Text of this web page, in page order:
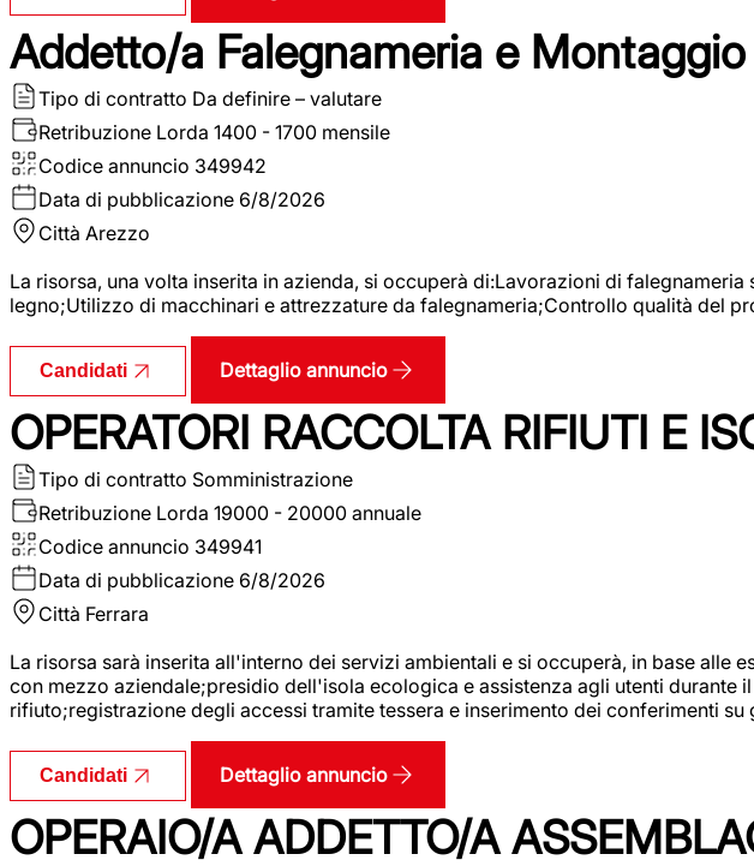
Addetto/a Falegnameria e Montaggio
Tipo di contratto Da definire – valutare
Retribuzione Lorda 1400 - 1700 mensile
Codice annuncio 349942
Data di pubblicazione 6/8/2026
Città Arezzo
La risorsa, una volta inserita in azienda, si occuperà di:Lavorazioni di
legno;Utilizzo di macchinari e attrezzature da falegnameria;Controllo qualità del
Candidati Dettaglio annuncio
OPERATORI RACCOLTA RIFIUTI E
Tipo di contratto Somministrazione
Retribuzione Lorda 19000 - 20000 annuale
Codice annuncio 349941
Data di pubblicazione 6/8/2026
Città Ferrara
La risorsa sarà inserita all'interno dei servizi ambientali e si occuperà, in base
con mezzo aziendale;presidio dell'isola ecologica e assistenza agli utenti
rifiuto;registrazione degli accessi tramite tessera e inserimento dei conferimenti
Candidati Dettaglio annuncio
OPERAIO/A ADDETTO/A